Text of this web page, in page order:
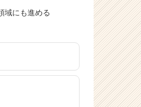
域にも進める